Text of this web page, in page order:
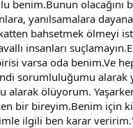
benim.Bunun olacağını
yanılsamalara
bahsetmek ölmeyi
insanları
varsa oda benim.Ve
sorumluluğumu alarak
alarak ölüyorum.
bir bireyim.Benim için
ilgili ben karar